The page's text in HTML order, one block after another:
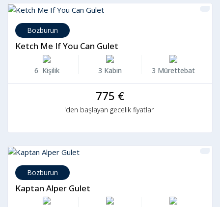
Bozburun
Ketch Me If You Can Gulet
6 Kişilik 3 Kabin 3 Mürettebat
775 €
'den başlayan gecelik fiyatlar
Bozburun
Kaptan Alper Gulet